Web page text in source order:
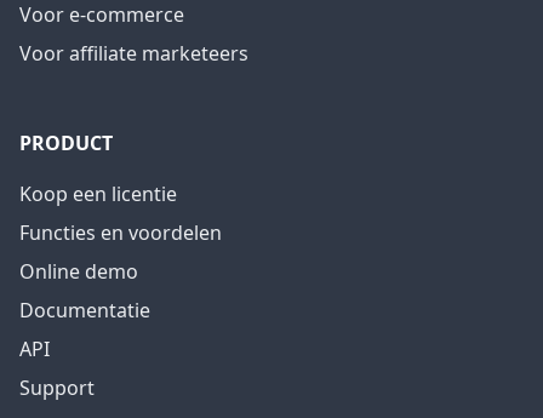
Voor e-commerce
Voor affiliate marketeers
PRODUCT
Koop een licentie
Functies en voordelen
Online demo
Documentatie
API
Support